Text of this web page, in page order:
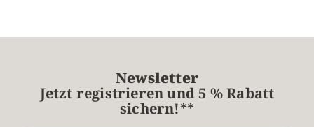
Newsletter
Jetzt registrieren und 5 % Rabatt
sichern!**